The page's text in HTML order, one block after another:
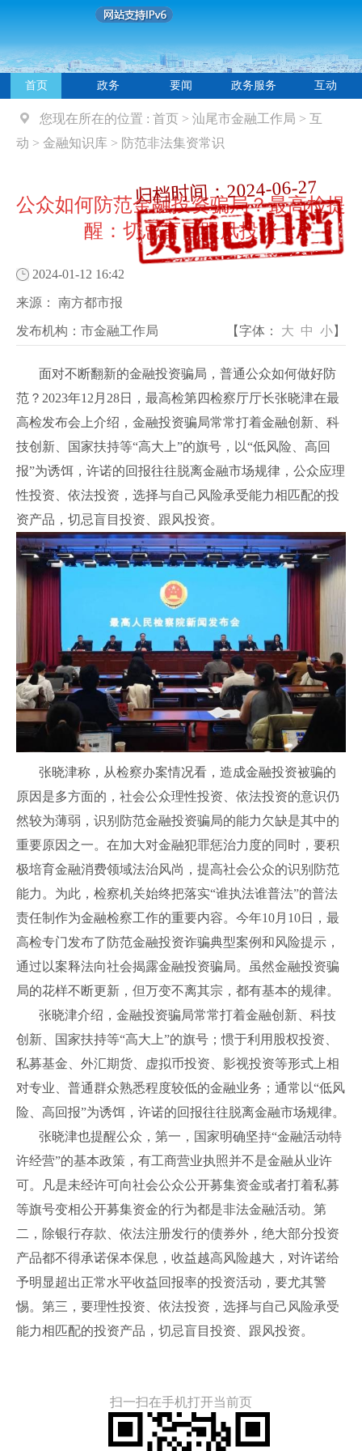
归档时间：2024-06-27
首页 政务 要闻 政务服务 互动
您现在所在的位置 : 首页 > 汕尾市金融工作局 > 互
动 > 金融知识库 > 防范非法集资常识
公众如何防范金融投资骗局？最高检提
醒：切忌盲目跟风投资
2024-01-12 16:42
来源： 南方都市报
发布机构： 市金融工作局 【字体： 大 中 小】
面对不断翻新的金融投资骗局，普通公众如何做好防
范？2023年12月28日，最高检第四检察厅厅长张晓津在最
高检发布会上介绍，金融投资骗局常常打着金融创新、科
技创新、国家扶持等“高大上”的旗号，以“低风险、高回
报”为诱饵，许诺的回报往往脱离金融市场规律，公众应理
性投资、依法投资，选择与自己风险承受能力相匹配的投
资产品，切忌盲目投资、跟风投资。
张晓津称，从检察办案情况看，造成金融投资被骗的
原因是多方面的，社会公众理性投资、依法投资的意识仍
然较为薄弱，识别防范金融投资骗局的能力欠缺是其中的
重要原因之一。在加大对金融犯罪惩治力度的同时，要积
极培育金融消费领域法治风尚，提高社会公众的识别防范
能力。为此，检察机关始终把落实“谁执法谁普法”的普法
责任制作为金融检察工作的重要内容。今年10月10日，最
高检专门发布了防范金融投资诈骗典型案例和风险提示，
通过以案释法向社会揭露金融投资骗局。虽然金融投资骗
局的花样不断更新，但万变不离其宗，都有基本的规律。
张晓津介绍，金融投资骗局常常打着金融创新、科技
创新、国家扶持等“高大上”的旗号；惯于利用股权投资、
私募基金、外汇期货、虚拟币投资、影视投资等形式上相
对专业、普通群众熟悉程度较低的金融业务；通常以“低风
险、高回报”为诱饵，许诺的回报往往脱离金融市场规律。
张晓津也提醒公众，第一，国家明确坚持“金融活动特
许经营”的基本政策，有工商营业执照并不是金融从业许
可。凡是未经许可向社会公众公开募集资金或者打着私募
等旗号变相公开募集资金的行为都是非法金融活动。第
二，除银行存款、依法注册发行的债券外，绝大部分投资
产品都不得承诺保本保息，收益越高风险越大，对许诺给
予明显超出正常水平收益回报率的投资活动，要尤其警
惕。第三，要理性投资、依法投资，选择与自己风险承受
能力相匹配的投资产品，切忌盲目投资、跟风投资。
扫一扫在手机打开当前页